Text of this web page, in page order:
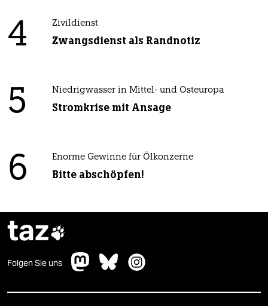
4 Zivildienst
Zwangsdienst als Randnotiz
5 Niedrigwasser in Mittel- und Osteuropa
Stromkrise mit Ansage
6 Enorme Gewinne für Ölkonzerne
Bitte abschöpfen!
taz
Folgen Sie uns